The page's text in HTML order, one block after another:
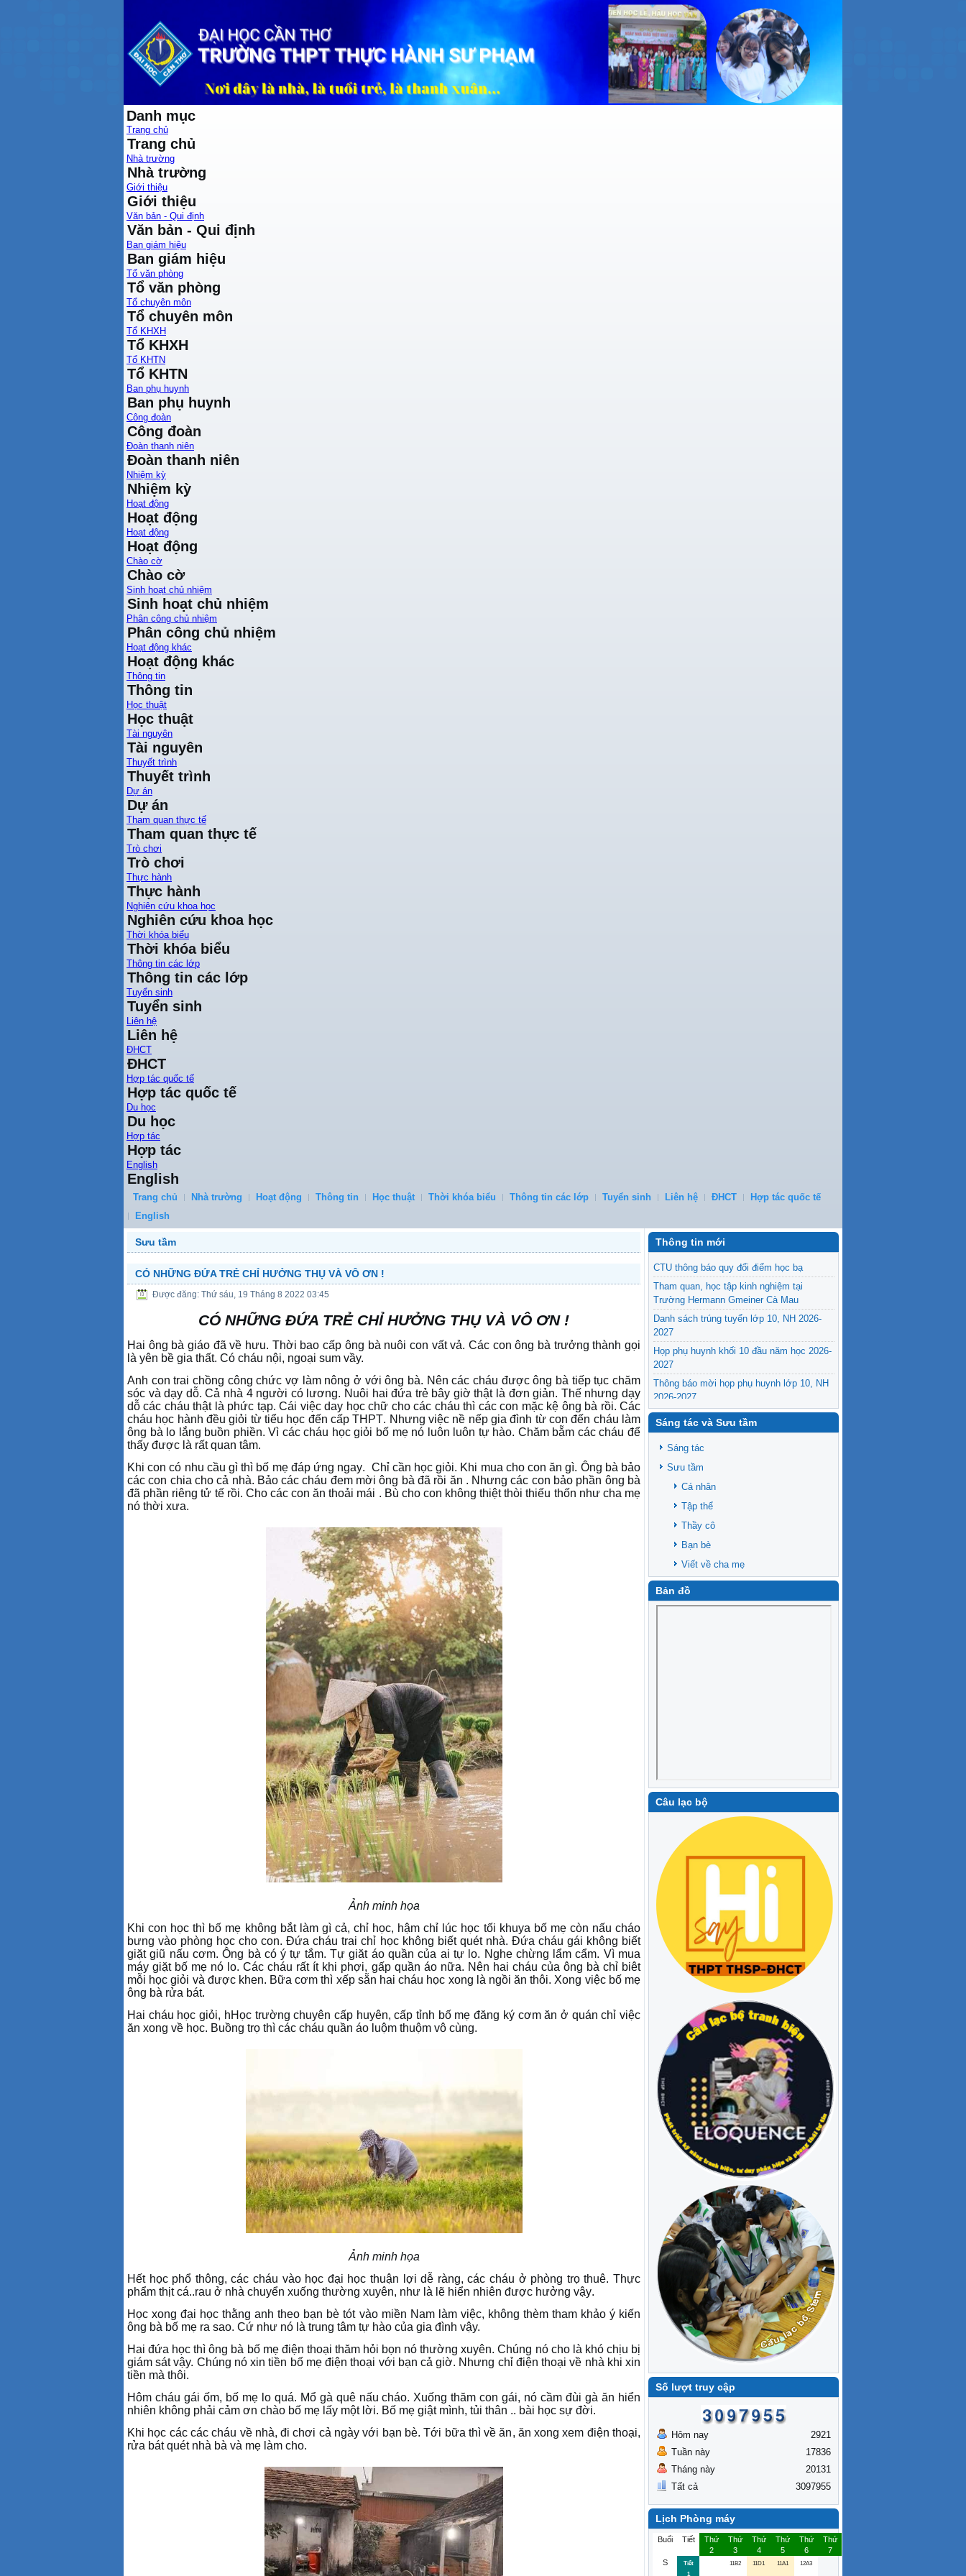
Danh mục
Trang chủ
Trang chủ
Nhà trường
Nhà trường
Giới thiệu
Giới thiệu
Văn bản - Qui định
Văn bản - Qui định
Ban giám hiệu
Ban giám hiệu
Tổ văn phòng
Tổ văn phòng
Tổ chuyên môn
Tổ chuyên môn
Tổ KHXH
Tổ KHXH
Tổ KHTN
Tổ KHTN
Ban phụ huynh
Ban phụ huynh
Công đoàn
Công đoàn
Đoàn thanh niên
Đoàn thanh niên
Nhiệm kỳ
Nhiệm kỳ
Hoạt động
Hoạt động
Hoạt động
Hoạt động
Chào cờ
Chào cờ
Sinh hoạt chủ nhiệm
Sinh hoạt chủ nhiệm
Phân công chủ nhiệm
Phân công chủ nhiệm
Hoạt động khác
Hoạt động khác
Thông tin
Thông tin
Học thuật
Học thuật
Tài nguyên
Tài nguyên
Thuyết trình
Thuyết trình
Dự án
Dự án
Tham quan thực tế
Tham quan thực tế
Trò chơi
Trò chơi
Thực hành
Thực hành
Nghiên cứu khoa học
Nghiên cứu khoa học
Thời khóa biểu
Thời khóa biểu
Thông tin các lớp
Thông tin các lớp
Tuyển sinh
Tuyển sinh
Liên hệ
Liên hệ
ĐHCT
ĐHCT
Hợp tác quốc tế
Hợp tác quốc tế
Du học
Du học
Hợp tác
Hợp tác
English
English
Trang chủ Nhà trường Hoạt động Thông tin Học thuật Thời khóa biểu Thông tin các lớp Tuyển sinh Liên hệ ĐHCT
Hợp tác quốc tế
English
Sưu tầm
CÓ NHỮNG ĐỨA TRẺ CHỈ HƯỞNG THỤ VÀ VÔ ƠN !
Được đăng: Thứ sáu, 19 Tháng 8 2022 03:45
CÓ NHỮNG ĐỨA TRẺ CHỈ HƯỞNG THỤ VÀ VÔ ƠN !
Hai ông bà giáo đã về hưu. Thời bao cấp ông bà nuôi con vất vả. Các con ông bà trưởng thành gọi
là yên bề gia thất. Có cháu nội, ngoại sum vầy.
Anh con trai chồng công chức vợ làm nông ở với ông bà. Nên các cháu được ông bà tiếp tục chăm
sóc và dạy dỗ. Cả nhà 4 người có lương. Nuôi hai đứa trẻ bây giờ thật là đơn giản. Thế nhưng dạy
dỗ các cháu thật là phức tạp.Cái việc day học chữ cho các cháu thì các con mặc kệ ông bà rồi. Các
cháu học hành đều giỏi từ tiểu học đến cấp THPT. Nhưng việc nề nếp gia đình từ con đến cháu làm
ông bà lo lắng buồn phiền.Vì các cháu học giỏi bố mẹ nó luôn luôn tự hào. Chăm bẵm các cháu để
thấy được là rất quan tâm.
Khi con có nhu cầu gì thì bố mẹ đáp ứng ngay. Chỉ cần học giỏi. Khi mua cho con ăn gì. Ông bà bảo
các con chia cho cả nhà. Bảo các cháu đem mời ông bà đã rồi ăn . Nhưng các con bảo phần ông bà
đã phần riêng tử tế rồi. Cho các con ăn thoải mái . Bù cho con không thiệt thòi thiếu thốn như cha mẹ
nó thời xưa.
Ảnh minh họa
Khi con học thì bố mẹ không bắt làm gì cả, chỉ học, hậm chỉ lúc học tối khuya bố mẹ còn nấu cháo
bưng vào phòng học cho con.Đứa cháu trai chỉ học không biết quét nhà. Đứa cháu gái không biết
giặt giũ nấu cơm.Ông bà có ý tự tắm. Tự giăt áo quần của ai tự lo. Nghe chừng lẩm cẩm. Vì mua
máy giặt bố mẹ nó lo. Các cháu rất ít khi phợi, gấp quần áo nữa. Nên hai cháu của ông bà chỉ biêt
mỗi học giỏi và được khen. Bữa cơm thì xếp sẵn hai cháu học xong là ngồi ăn thôi. Xong việc bố mẹ
ông bà rửa bát.
Hai cháu học giỏi, hHọc trường chuyên cấp huyên, cấp tỉnh bố mẹ đăng ký cơm ăn ở quán chỉ việc
ăn xong về học. Buồng trọ thì các cháu quần áo luộm thuộm vô cùng.
Ảnh minh họa
Hết học phổ thông, các cháu vào học đại học thuận lợi dễ ràng, các cháu ở phòng trọ thuê.Thực
phẩm thịt cá..rau ở nhà chuyển xuống thường xuyên, như là lẽ hiển nhiên được hưởng vậy.
Học xong đại học thằng anh theo bạn bè tót vào miền Nam làm việc, không thèm tham khảo ý kiến
ông bà bố mẹ ra sao. Cứ như nó là trung tâm tự hào của gia đình vậy.
Hai đứa học thì ông bà bố mẹ điện thoại thăm hỏi bọn nó thường xuyên. Chúng nó cho là khó chịu bị
giám sát vậy. Chúng nó xin tiền bố mẹ điện thoại với bạn cả giờ. Nhưng chỉ điện thoại về nhà khi xin
tiền mà thôi.
Hôm cháu gái ốm, bố mẹ lo quá. Mổ gà quê nấu cháo. Xuống thăm con gái, nó cầm đùi gà ăn hiển
nhiên không phải cảm ơn chào bố mẹ lấy một lời. Bố mẹ giật mình, tủi thân .. bài học sự đời.
Khi học các các cháu về nhà, đi chơi cả ngày với bạn bè. Tới bữa thì về ăn, ăn xong xem điện thoại,
rửa bát quét nhà bà và mẹ làm cho.
Thông tin mới
CTU thông báo quy đổi điểm học bạ
Tham quan, học tập kinh nghiệm tại
Trường Hermann Gmeiner Cà Mau
Danh sách trúng tuyển lớp 10, NH 2026-
2027
Họp phụ huynh khối 10 đầu năm học 2026-
2027
Thông báo mời họp phụ huynh lớp 10, NH
2026-2027
Sáng tác và Sưu tầm
Sáng tác
Sưu tầm
Cá nhân
Tập thể
Thầy cô
Bạn bè
Viết về cha mẹ
Bản đồ
Câu lạc bộ
Số lượt truy cập
Hôm nay
Tuần này
Tháng này
Tất cả
2921
17836
20131
3097955
Lịch Phòng máy
Buổi Tiết
Thứ
2
Thứ
3
Thứ
4
Thứ
5
Thứ
6
Thứ
7
S
Tiết
1
11B2 11D1 11A1 12A3